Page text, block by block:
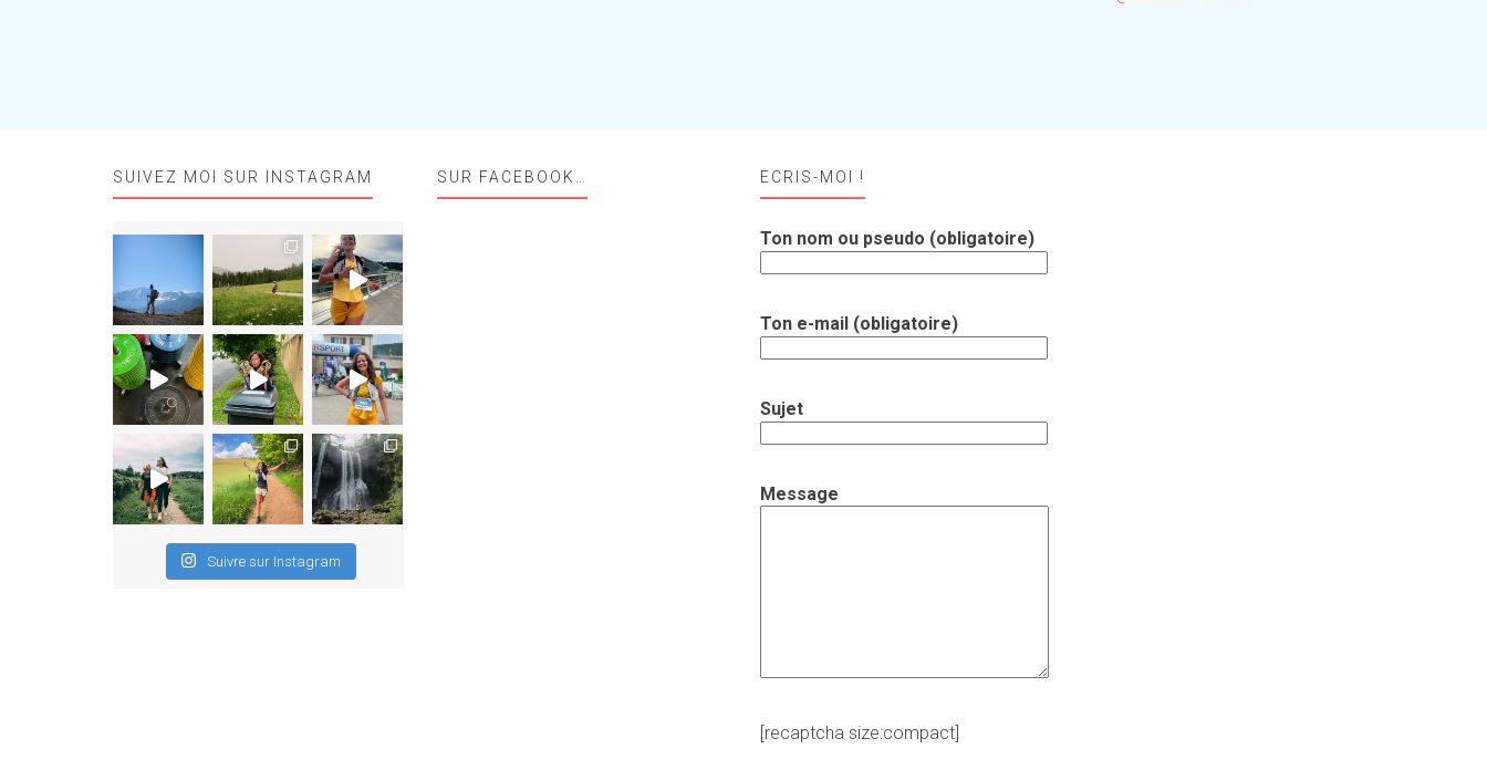
SUIVEZ MOI SUR INSTAGRAM
Suivre sur Instagram
SUR FACEBOOK… ECRIS-MOI !
Ton nom ou pseudo (obligatoire)
Ton e-mail (obligatoire)
Sujet
Message
[recaptcha size:compact]